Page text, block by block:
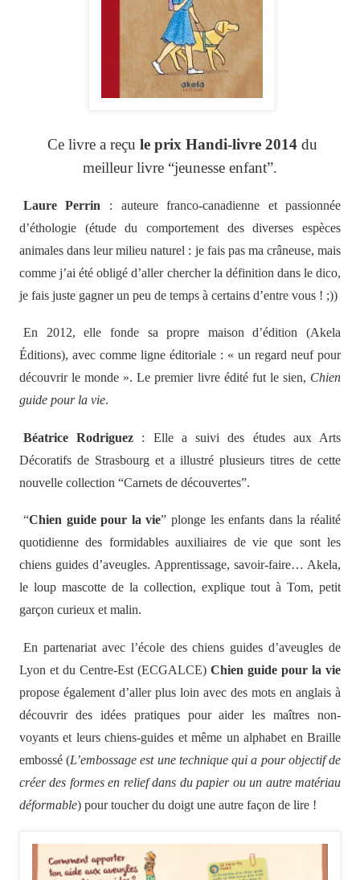
Ce livre a reçu le prix Handi-livre 2014du
meilleur livre “jeunesse enfant”.
Laure Perrin : auteure franco-canadienne et passionnée
d’éthologie (étude du comportement des diverses espèces
animales dans leur milieu naturel : je fais pas ma crâneuse, mais
comme j’ai été obligé d’aller chercher la définition dans le dico,
je fais juste gagner un peu de temps à certains d’entre vous ! ;))
En 2012, elle fonde sa propre maison d’édition (Akela
Éditions), avec comme ligne éditoriale : « un regard neuf pour
découvrir le monde ». Le premier livre édité fut le sien, Chien
guide pour la vie.
Béatrice Rodriguez : Elle a suivi des études aux Arts
Décoratifs de Strasbourg et a illustré plusieurs titres de cette
nouvelle collection “Carnets de découvertes”.
“Chien guide pour la vie” plonge les enfants dans la réalité
quotidienne des formidables auxiliaires de vie que sont les
chiens guides d’aveugles. Apprentissage, savoir-faire… Akela,
le loup mascotte de la collection, explique tout à Tom, petit
garçon curieux et malin.
En partenariat avec l’école des chiens guides d’aveugles de
Lyon et du Centre-Est (ECGALCE)Chien guide pour la vie
propose également d’aller plus loin avec des mots en anglais à
découvrir des idées pratiques pour aider les maîtres non-
voyants et leurs chiens-guides et même un alphabet en Braille
embossé (L’embossage est une technique qui a pour objectif de
créer des formes en relief dans du papier ou un autre matériau
déformable) pour toucher du doigt une autre façon de lire !